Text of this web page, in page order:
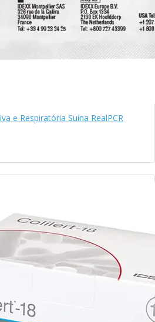
e Respiratória Suína RealPCR